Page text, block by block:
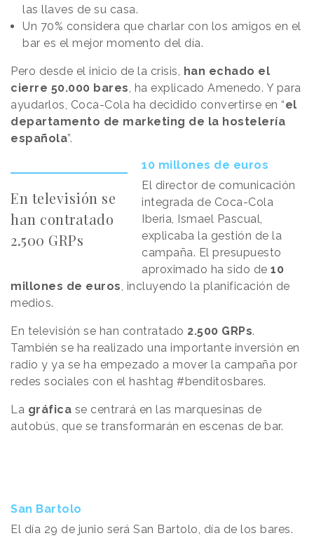
las llaves de su casa.
Un 70% considera que charlar con los amigos en el
bar es el mejor momento del día.
Pero desde el inicio de la crisis, han echado el
cierre 50.000 bares , ha explicado Amenedo. Y para
ayudarlos, Coca-Cola ha decidido convertirse en “el
departamento de marketing de la hostelería
española”.
En televisión se
han contratado
2.500 GRPs
10 millones de euros
El director de comunicación
integrada de Coca-Cola
Iberia, Ismael Pascual,
explicaba la gestión de la
campaña. El presupuesto
aproximado ha sido de 10
millones de euros , incluyendo la planificación de
medios.
En televisión se han contratado 2.500 GRPs.
También se ha realizado una importante inversión en
radio y ya se ha empezado a mover la campaña por
redes sociales con el hashtag #benditosbares.
La gráfica se centrará en las marquesinas de
autobús, que se transformarán en escenas de bar.
San Bartolo
El día 29 de junio será San Bartolo, día de los bares.